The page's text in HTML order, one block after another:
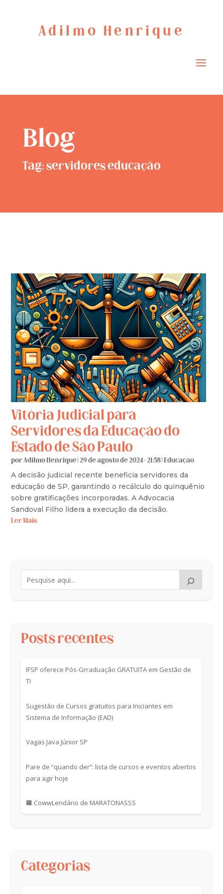
Adilmo Henrique
Blog
Tag: servidores educação
Vitória Judicial para
Servidores da Educação do
Estado de São Paulo
porAdilmo Henrique |29 de agosto de 2024 - 21:58 |Educação
A decisão judicial recente beneficia servidores da
educação de SP, garantindo o recálculo do quinquênio
sobre gratificações incorporadas. A Advocacia
Sandoval Filho lidera a execução da decisão.
Ler Mais
Posts recentes
IFSP oferece Pós-Grraduação GRATUITA em Gestão de
TI
Sugestão de Cursos gratuitos para Iniciantes em
Sistema de Informação (EAD)
Vagas Java Júnior SP
Pare de “quando der”: lista de cursos e eventos abertos
para agir hoje
🟧 CowwLendário de MARATONASSS
Categorias